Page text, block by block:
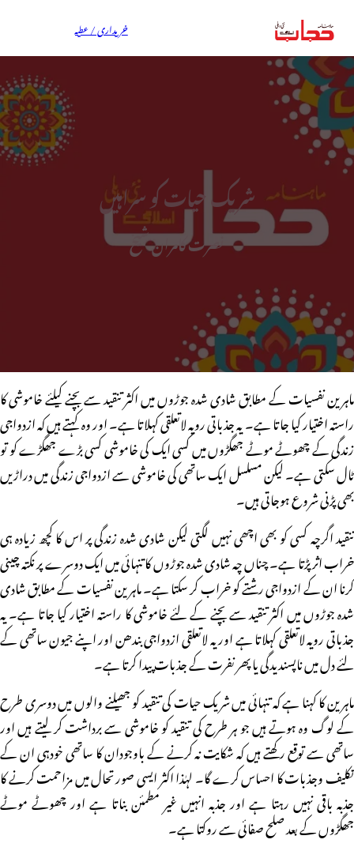
خریداری / عطیہ
شریک حیات کو سراہیں
نصرت کامران شیخ
ماہرین نفسیات کے مطابق شادی شدہ جوڑوں میں اکثر تنقید سے بچنے کیلئے خاموشی کا
راستہ اختیار کیا جاتا ہے۔ یہ جذباتی رویہ لاتعلقی کہلاتا ہے۔ اور وہ کہتے ہیں کہ ازدواجی
زندگی کے چھوٹے موٹے جھگڑوں میں کسی ایک کی خاموشی کسی بڑے جھگڑے کو تو
ٹال سکتی ہے۔ لیکن مسلسل ایک ساتھی کی خاموشی سے ازدواجی زندگی میں دراڑیں
بھی پڑنی شروع ہوجاتی ہیں۔
تنقید اگرچہ کسی کو بھی اچھی نہیں لگتی لیکن شادی شدہ زندگی پر اس کا کچھ زیادہ ہی
خراب اثر پڑتا ہے۔ چناں چہ شادی شدہ جوڑوں کا تنہائی میں ایک دوسرے پر نکتہ چینی
کرنا ان کے ازدواجی رشتے کو خراب کر سکتا ہے۔ ماہرین نفسیات کے مطابق شادی
شدہ جوڑوں میں اکثر تنقید سے بچنے کے لئے خاموشی کا راستہ اختیار کیا جاتا ہے۔ یہ
جذباتی رویہ لاتعلقی کہلاتا ہے اور یہ لاتعلقی ازدواجی بندھن اور اپنے جیون ساتھی کے
لئے دل میں ناپسندیدگی یا پھر نفرت کے جذبات پیدا کرتا ہے۔
ماہرین کا کہنا ہے کہ تنہائی میں شریک حیات کی تنقید کو جھیلنے والوں میں دوسری طرح
کے لوگ وہ ہوتے ہیں جو ہر طرح کی تنقید کو خاموشی سے برداشت کر لیتے ہیں اور
ساتھی سے توقع رکھتے ہیں کہ شکایت نہ کرنے کے باوجودان کا ساتھی خودہی ان کے
تکلیف وجذبات کا احساس کرے گا۔ لہٰذا اکثر ایسی صورتحال میں مزاحمت کرنے کا
جذبہ باقی نہیں رہتا ہے اور جذبہ انہیں غیر مطمئن بناتا ہے اور چھوٹے موٹے
جھگڑوں کے بعد صلح صفائی سے روکتا ہے۔